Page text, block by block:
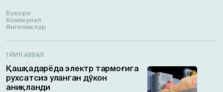
Бухоро
Коммунал
Янгиликлар
1 ЙИЛ АВВАЛ
Қашқадарёда электр тармоғига
рухсатсиз уланган дўкон
аниқланди